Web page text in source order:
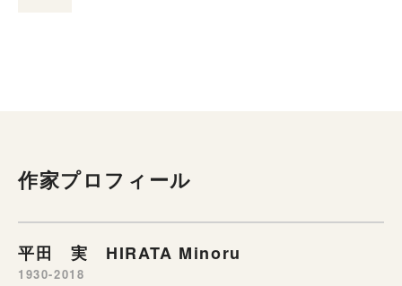
作家プロフィール
平田 実 HIRATA Minoru
1930-2018